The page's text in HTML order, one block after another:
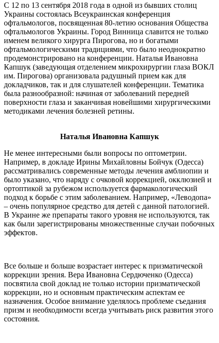
С 12 по 13 сентября 2018 года в одной из бывших столиц
Украины состоялась Всеукраинская конференция
офтальмологов, посвященная 80-летию основания Общества
офтальмологов Украины. Город Винница славится не только
именем великого хирурга Пирогова, но и богатыми
офтальмологическими традициями, что было неоднократно
продемонстрировано на конференции. Наталья Ивановна
Капшук (заведующая отделением микрохирургии глаза ВОКЛ
им. Пирогова) организовала радушный прием как для
докладчиков, так и для слушателей конференции. Тематика
была разнообразной: начиная от заболеваний передней
поверхности глаза и заканчивая новейшими хирургическими
методиками лечения болезней ретины.
Наталья Ивановна Капшук
Не менее интересными были вопросы по оптометрии.
Например, в докладе Ирины Михайловны Бойчук (Одесса)
рассматривались современные методы лечения амблиопии и
было указано, что наряду с очковой коррекцией, окклюзией и
ортоптикой за рубежом используется фармакологический
подход к борьбе с этим заболеванием. Например, «Леводопа»
– очень популярное средство для детей с данной патологией.
В Украине же препараты такого уровня не используются, так
как были зарегистрированы множественные случаи побочных
эффектов.
Все больше и больше возрастает интерес к призматической
коррекции зрения. Вера Ивановна Сердюченко (Одесса)
посвятила свой доклад не только истории призматической
коррекции, но и основным практическим аспектам ее
назначения. Особое внимание уделялось проблеме съедания
призм и необходимости всегда учитывать риск развития этого
состояния.